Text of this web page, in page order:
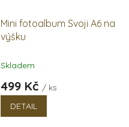
Mini fotoalbum Svoji A6 na
výšku
Skladem
499 Kč / ks
DETAIL